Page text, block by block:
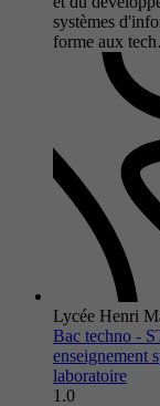
systèmes
forme aux
Lycée Henri
Bac techno -
enseignement
laboratoire
1.0